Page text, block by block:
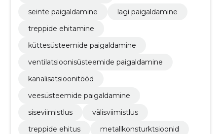
seinte paigaldamine
lagi paigaldamine
treppide ehitamine
küttesüsteemide paigaldamine
ventilatsioonisüsteemide paigaldamine
kanalisatsioonitööd
veesüsteemide paigaldamine
siseviimistlus
välisviimistlus
treppide ehitus
metallkonsturktsioonid